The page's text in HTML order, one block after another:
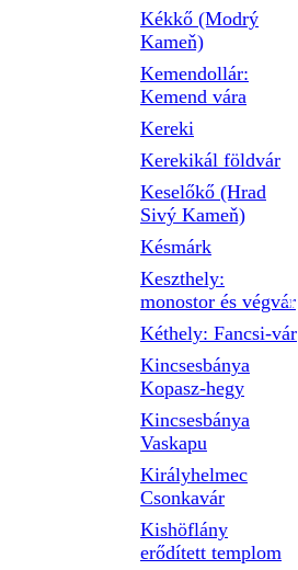
Kékkő (Modrý
Kameň)
Kemendollár:
Kemend vára
Kereki
Kerekikál földvár
Keselőkő (Hrad
Sivý Kameň)
Késmárk
Keszthely:
monostor és végvár
Kéthely: Fancsi-vár
Kincsesbánya
Kopasz-hegy
Kincsesbánya
Vaskapu
Királyhelmec
Csonkavár
Kishöflány
erődített templom